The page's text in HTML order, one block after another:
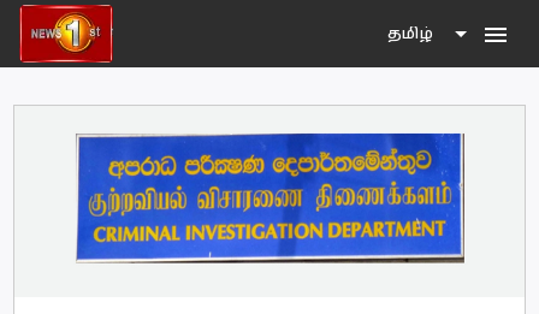
தமிழ் menu